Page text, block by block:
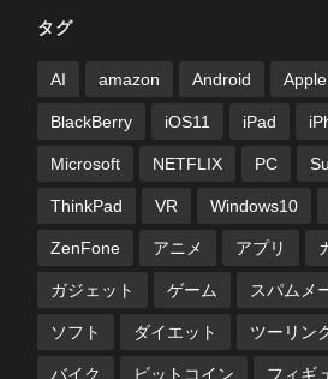
タグ
AI amazon Android Apple
BlackBerry iOS11 iPad
Microsoft NETFLIX PC
ThinkPad VR Windows10
ZenFone アニメ アプリ
ガジェット ゲーム スパムメ
ソフト ダイエット ツーリン
バイク ビットコイン フィギ